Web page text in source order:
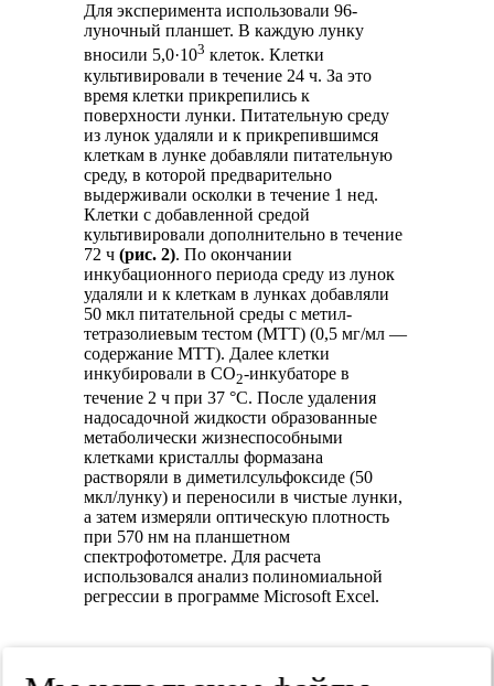
Для эксперимента использовали 96-
луночный планшет. В каждую лунку
вносили 5,0·103 клеток. Клетки
культивировали в течение 24 ч. За это
время клетки прикрепились к
поверхности лунки. Питательную среду
из лунок удаляли и к прикрепившимся
клеткам в лунке добавляли питательную
среду, в которой предварительно
выдерживали осколки в течение 1 нед.
Клетки с добавленной средой
культивировали дополнительно в течение
72 ч(рис. 2). По окончании
инкубационного периода среду из лунок
удаляли и к клеткам в лунках добавляли
50 мкл питательной среды с метил-
тетразолиевым тестом (МТТ) (0,5 мг/мл —
содержание МТТ). Далее клетки
инкубировали в CO2-инкубаторе в
течение 2 ч при 37 °C. После удаления
надосадочной жидкости образованные
метаболически жизнеспособными
клетками кристаллы формазана
растворяли в диметилсульфоксиде (50
мкл/лунку) и переносили в чистые лунки,
а затем измеряли оптическую плотность
при 570 нм на планшетном
спектрофотометре. Для расчета
использовался анализ полиномиальной
регрессии в программе Microsoft Excel.